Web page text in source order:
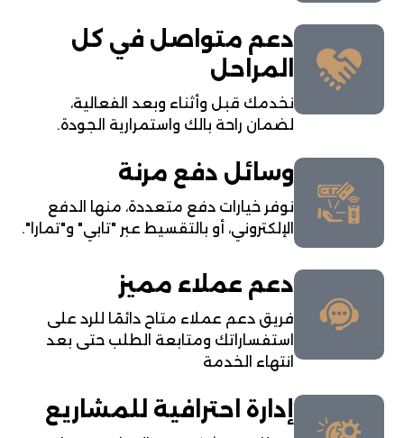
دعم متواصل في كل
المراحل
نخدمك قبل وأثناء وبعد الفعالية،
لضمان راحة بالك واستمرارية الجودة.
وسائل دفع مرنة
نوفر خيارات دفع متعددة، منها الدفع
الإلكتروني، أو بالتقسيط عبر "تابي" و"تمارا".
دعم عملاء مميز
فريق دعم عملاء متاح دائمًا للرد على
استفساراتك ومتابعة الطلب حتى بعد
انتهاء الخدمة
إدارة احترافية للمشاريع